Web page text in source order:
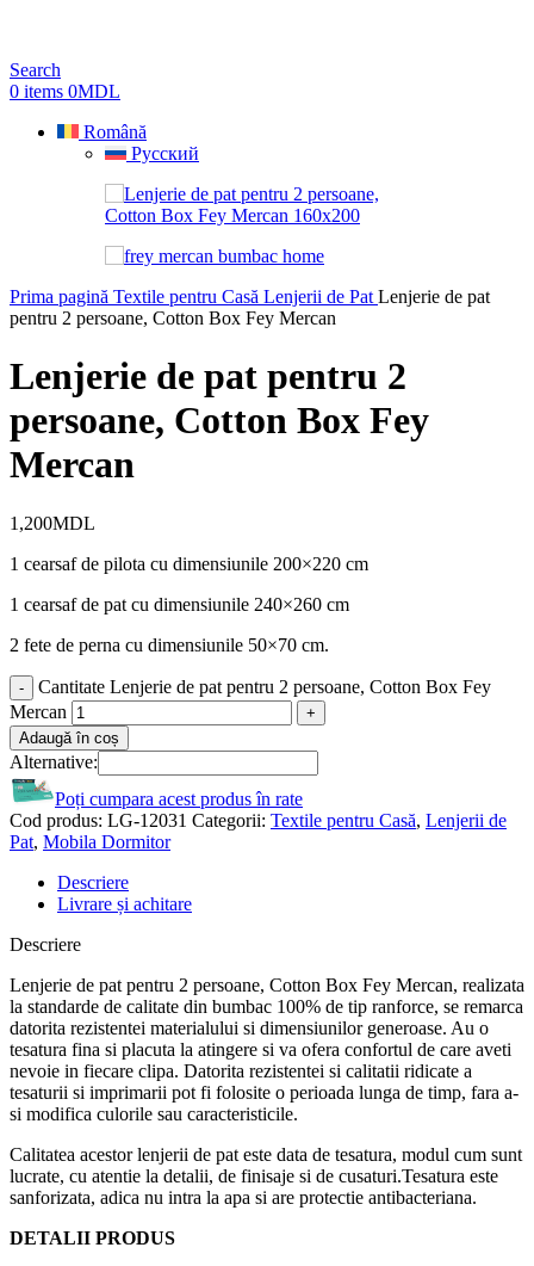
Search
0 items 0MDL
Română
Русский
Prima pagină Textile pentru Casă Lenjerii de Pat Lenjerie de pat
pentru 2 persoane, Cotton Box Fey Mercan
Lenjerie de pat pentru 2
persoane, Cotton Box Fey
Mercan
1,200MDL
1 cearsaf de pilota cu dimensiunile 200×220 cm
1 cearsaf de pat cu dimensiunile 240×260 cm
2 fete de perna cu dimensiunile 50×70 cm.
Cantitate Lenjerie de pat pentru 2 persoane, Cotton Box Fey
Mercan
Adaugă în coș
Alternative:
Poți cumpara acest produs în rate
Cod produs: LG-12031 Categorii: Textile pentru Casă, Lenjerii de
Pat, Mobila Dormitor
Descriere
Livrare și achitare
Descriere
Lenjerie de pat pentru 2 persoane, Cotton Box Fey Mercan, realizata
la standarde de calitate din bumbac 100% de tip ranforce, se remarca
datorita rezistentei materialului si dimensiunilor generoase. Au o
tesatura fina si placuta la atingere si va ofera confortul de care aveti
nevoie in fiecare clipa. Datorita rezistentei si calitatii ridicate a
tesaturii si imprimarii pot fi folosite o perioada lunga de timp, fara a-
si modifica culorile sau caracteristicile.
Calitatea acestor lenjerii de pat este data de tesatura, modul cum sunt
lucrate, cu atentie la detalii, de finisaje si de cusaturi.Tesatura este
sanforizata, adica nu intra la apa si are protectie antibacteriana.
DETALII PRODUS